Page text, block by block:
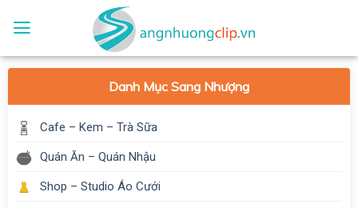
Danh Mục Sang Nhượng
Cafe – Kem – Trà Sữa
Quán Ăn – Quán Nhậu
Shop – Studio Áo Cưới